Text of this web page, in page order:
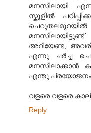
മനസിലായി
സ്കൂളില്‍
അറിയേണ്ട,
എന്നു ചര്‍ച്ച
മനസിലാക്കാന്‍
എന്തു പ്രയോജനം
വളരെ വളരെ
Reply